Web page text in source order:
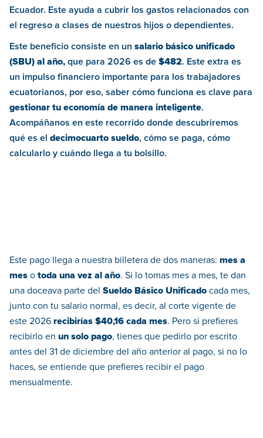
Ecuador. Este ayuda a cubrir los gastos relacionados con
el regreso a clases de nuestros hijos o dependientes.
Este beneficio consiste en un salario básico unificado
(SBU) al año, que para 2026 es de $482. Este extra es
un impulso financiero importante para los trabajadores
ecuatorianos, por eso, saber cómo funciona es clave para
gestionar tu economía de manera inteligente.
Acompáñanos en este recorrido donde descubriremos
qué es el decimocuarto sueldo, cómo se paga, cómo
calcularlo y cuándo llega a tu bolsillo.
Este pago llega a nuestra billetera de dos maneras: mes a
mes o toda una vez al año. Si lo tomas mes a mes, te dan
una doceava parte del Sueldo Básico Unificado cada mes,
junto con tu salario normal, es decir, al corte vigente de
este 2026 recibirías $40,16 cada mes. Pero si prefieres
recibirlo en un solo pago, tienes que pedirlo por escrito
antes del 31 de diciembre del año anterior al pago, si no lo
haces, se entiende que prefieres recibir el pago
mensualmente.